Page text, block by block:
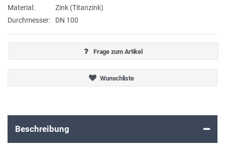
Material:
Zink (Titanzink)
Durchmesser:
DN 100
Frage zum Artikel
Wunschliste
Beschreibung